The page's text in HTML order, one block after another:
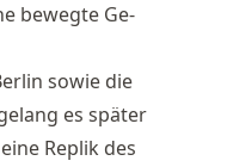
be­weg­te Ge­
so­wie die
es spä­ter
Re­plik des